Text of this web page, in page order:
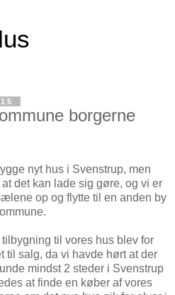
borgerne
nyt hus i Svenstrup, men
det kan lade sig gøre, og vi er
op og flytte til en anden by
til vores hus blev for
til salg, da vi havde hørt at der
mindst 2 steder i Svenstrup
at finde en køber af vores